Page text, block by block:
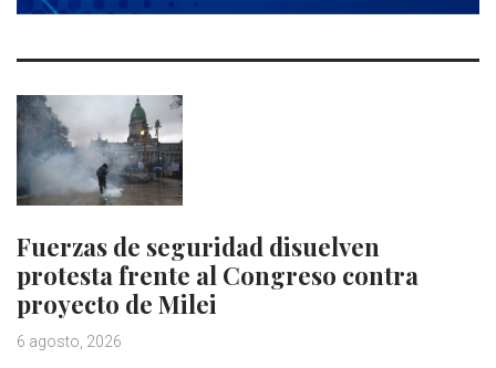
Fuerzas de seguridad disuelven
protesta frente al Congreso contra
proyecto de Milei
6 agosto, 2026